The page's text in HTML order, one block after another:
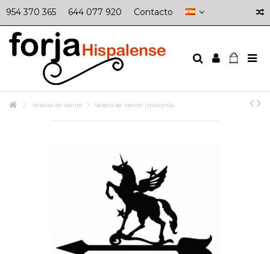
954 370 365 644 077 920 Contacto
Veletas de viento Veleta de viento Unicornio